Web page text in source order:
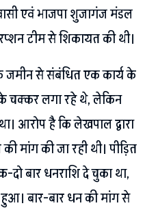
एवं भाजपा शुजागंज मंडल
टीम से शिकायत की थी।
जमीन से संबंधित एक कार्य के
चक्कर लगा रहे थे, लेकिन
आरोप है कि लेखपाल द्वारा
मांग की जा रही थी। पीड़ित
बार धनराशि दे चुका था,
बार-बार धन की मांग से